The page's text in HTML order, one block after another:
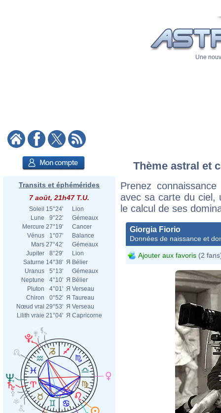
Une
Transits et éphémérides
7 août, 21h47 T.U.
Soleil 15°24'
Lion
Lune
9°22'
Gémeaux
Mercure 27°19'
Cancer
Vénus
1°07'
Balance
Mars 27°42'
Gémeaux
Jupiter
8°29'
Lion
Saturne 14°38' Я Bélier
Uranus
5°13'
Gémeaux
Neptune
4°10' Я Bélier
Pluton
4°01' Я Verseau
Chiron
0°52' Я Taureau
Nœud vrai 29°53' Я Verseau
Lilith vraie 21°04' Я Capricorne
Thème astral et
Prenez
avec sa carte du ciel,
le calcul de ses
Giorgia Fiorio
Données de naissance et
Ajouter aux favoris (2